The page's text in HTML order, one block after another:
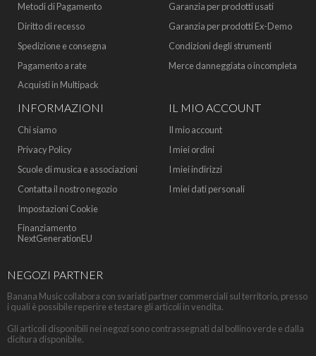
Metodi di Pagamento
Diritto di recesso
Spedizione e consegna
Pagamento a rate
Acquisti in Multipack
Garanzia per prodotti usati
Garanzia per prodotti Ex-Demo
Condizioni degli strumenti
Merce danneggiata o incompleta
INFORMAZIONI
Chi siamo
Privacy Policy
Scuole di musica e associazioni
Contatta il nostro negozio
Impostazioni Cookie
Finanziamento
NextGenerationEU
IL MIO ACCOUNT
Il mio account
I miei ordini
I miei indirizzi
I miei dati personali
NEGOZI PARTNER
Banana Music collabora con svariati partner commerciali sul territorio, presso
i quali è possibile reperire e testare gli articoli in vendita.
Gli articoli disponibili nei negozi sono contrassegnati dal bollino verde e dalla
dicitura disponibile.